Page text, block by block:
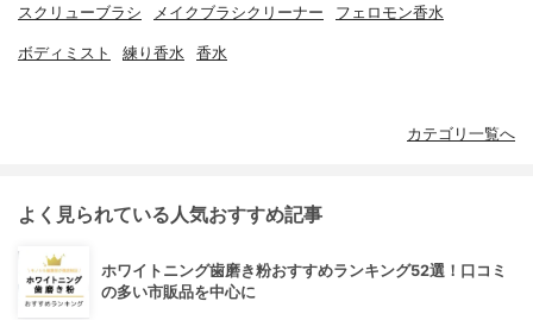
スクリューブラシ メイクブラシクリーナー フェロモン香水
ボディミスト 練り香水 香水
カテゴリ一覧へ
よく見られている人気おすすめ記事
ホワイトニング歯磨き粉おすすめランキング52選！口コミ
の多い市販品を中心に